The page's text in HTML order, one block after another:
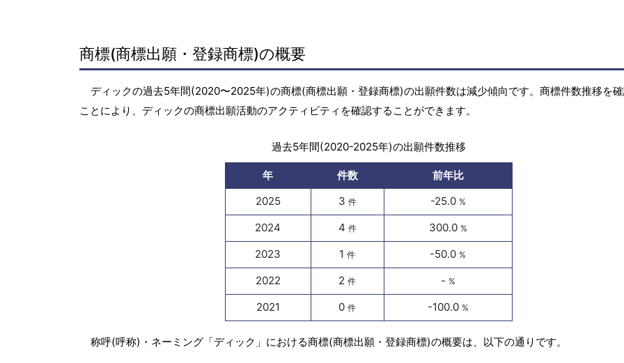
商標(商標出願・登録商標)の概要
ディックの過去5年間(2020〜2025年)の商標(商標出願・登録商標)の出願件数は減少傾向です。商標件数推移を
ことにより、ディックの商標出願活動のアクティビティを確認することができます。
過去5年間(2020-2025年)の出願件数推移
年 件数
前年比
2025
3 件 -25.0 %
2024 4 件 300.0 %
2023 1件 -50.0 %
2022 2件 - %
2021 0件 -100.0 %
称呼(呼称)・ネーミング「ディック」における商標(商標出願・登録商標)の概要は、以下の通りです。